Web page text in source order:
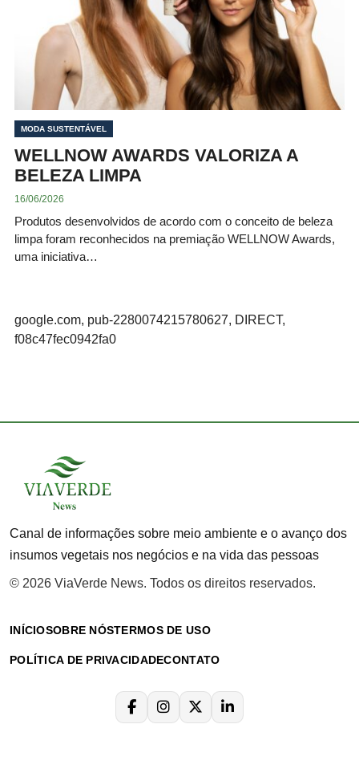
MODA SUSTENTÁVEL
WELLNOW AWARDS VALORIZA A
BELEZA LIMPA
16/06/2026
Produtos desenvolvidos de acordo com o conceito de beleza
limpa foram reconhecidos na premiação WELLNOW Awards,
uma iniciativa…
google.com, pub-2280074215780627, DIRECT,
f08c47fec0942fa0
Canal de informações sobre meio ambiente e o avanço dos
insumos vegetais nos negócios e na vida das pessoas
© 2026 ViaVerde News. Todos os direitos reservados.
INÍCIOSOBRE NÓSTERMOS DE USO
POLÍTICA DE PRIVACIDADECONTATO